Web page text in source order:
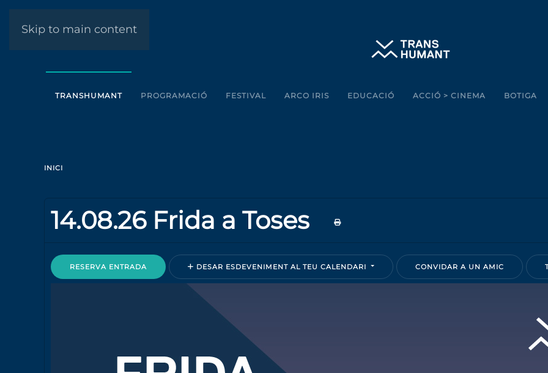
Skip to main content
TRANSHUMANT PROGRAMACIÓ FESTIVAL ARCO IRIS EDUCACIÓ ACCIÓ > CINEMA BOTIGA
INICI
14.08.26 Frida a Toses
RESERVA ENTRADA DESAR ESDEVENIMENT AL TEU CALENDARI CONVIDAR A UN AMIC